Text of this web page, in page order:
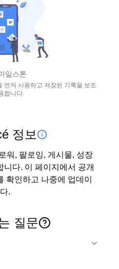
일스톤
먼저 사용하고 저장된 기록을 보조
합니다.
정보
워, 팔로잉, 게시물, 성장
다. 이 페이지에서 공개
확인하고 나중에 업데이
.
질문